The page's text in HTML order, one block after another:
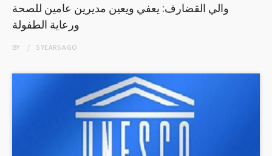
والي القضارف: يعفي ويعين مديرين عامين للصحة
ورعاية الطفولة
BY 5 YEARSAGO